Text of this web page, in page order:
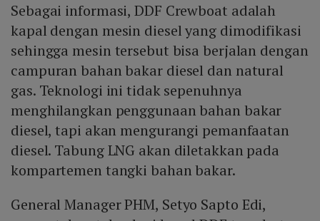
Sebagai informasi, DDF Crewboat adalah
kapal dengan mesin diesel yang dimodifikasi
sehingga mesin tersebut bisa berjalan dengan
campuran bahan bakar diesel dan natural
gas. Teknologi ini tidak sepenuhnya
menghilangkan penggunaan bahan bakar
diesel, tapi akan mengurangi pemanfaatan
diesel. Tabung LNG akan diletakkan pada
kompartemen tangki bahan bakar.
General Manager PHM, Setyo Sapto Edi,